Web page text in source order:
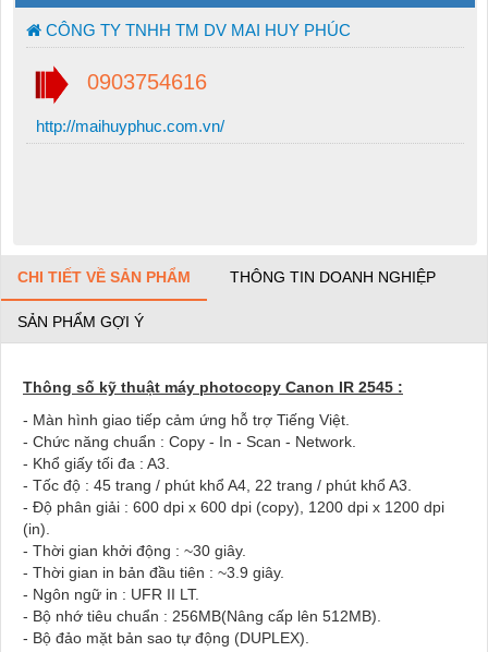
CÔNG TY TNHH TM DV MAI HUY PHÚC
0903754616
http://maihuyphuc.com.vn/
CHI TIẾT VỀ SẢN PHẨM THÔNG TIN DOANH NGHIỆP
SẢN PHẨM GỢI Ý
Thông số kỹ thuật máy photocopy Canon IR 2545 :
- Màn hình giao tiếp cảm ứng hỗ trợ Tiếng Việt.
- Chức năng chuẩn : Copy - In - Scan - Network.
- Khổ giấy tối đa : A3.
- Tốc độ : 45 trang / phút khổ A4, 22 trang / phút khổ A3.
- Độ phân giải : 600 dpi x 600 dpi (copy), 1200 dpi x 1200 dpi
(in).
- Thời gian khởi động : ~30 giây.
- Thời gian in bản đầu tiên : ~3.9 giây.
- Ngôn ngữ in : UFR II LT.
- Bộ nhớ tiêu chuẩn : 256MB(Nâng cấp lên 512MB).
- Bộ đảo mặt bản sao tự động (DUPLEX).